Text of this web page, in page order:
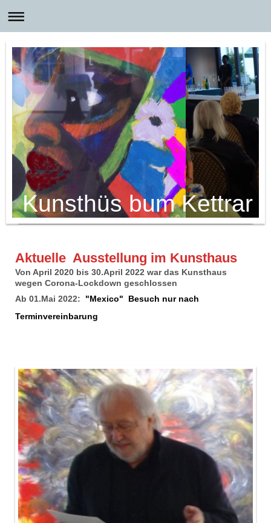
Kunsthüs bum Kettrar
Aktuelle Ausstellung im Kunsthaus
Von April 2020 bis 30.April 2022 war das Kunsthaus
wegen Corona-Lockdown geschlossen
Ab 01.Mai 2022: "Mexico" Besuch nur nach
Terminvereinbarung